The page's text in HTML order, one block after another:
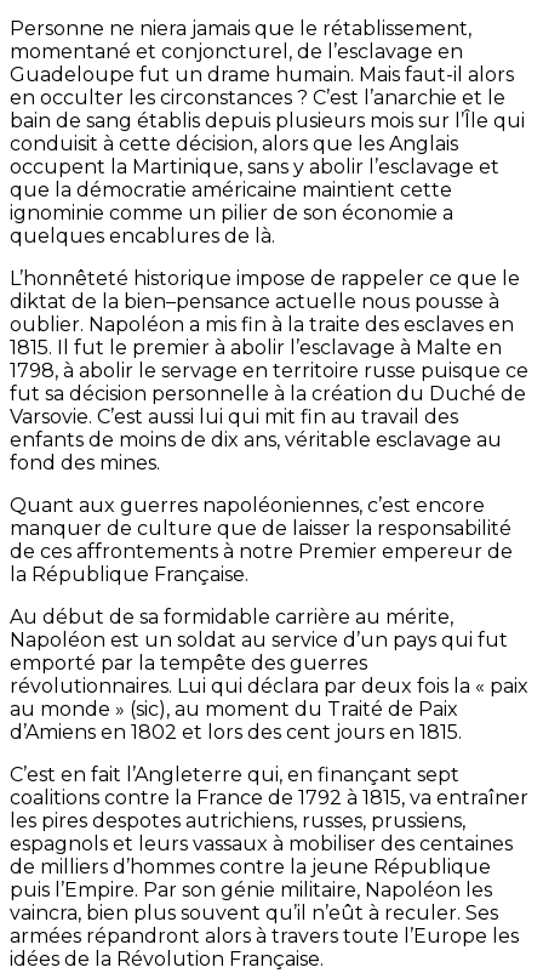
Personne ne niera jamais que le rétablissement,
momentané et conjoncturel, de l’esclavage en
Guadeloupe fut un drame humain. Mais faut-il alors
en occulter les circonstances ? C’est l’anarchie et le
bain de sang établis depuis plusieurs mois sur l’Île qui
conduisit à cette décision, alors que les Anglais
occupent la Martinique, sans y abolir l’esclavage et
que la démocratie américaine maintient cette
ignominie comme un pilier de son économie a
quelques encablures de là.
L’honnêteté historique impose de rappeler ce que le
diktat de la bien–pensance actuelle nous pousse à
oublier. Napoléon a mis fin à la traite des esclaves en
1815. Il fut le premier à abolir l’esclavage à Malte en
1798, à abolir le servage en territoire russe puisque ce
fut sa décision personnelle à la création du Duché de
Varsovie. C’est aussi lui qui mit fin au travail des
enfants de moins de dix ans, véritable esclavage au
fond des mines.
Quant aux guerres napoléoniennes, c’est encore
manquer de culture que de laisser la responsabilité
de ces affrontements à notre Premier empereur de
la République Française.
Au début de sa formidable carrière au mérite,
Napoléon est un soldat au service d’un pays qui fut
emporté par la tempête des guerres
révolutionnaires. Lui qui déclara par deux fois la « paix
au monde » (sic), au moment du Traité de Paix
d’Amiens en 1802 et lors des cent jours en 1815.
C’est en fait l’Angleterre qui, en finançant sept
coalitions contre la France de 1792 à 1815, va entraîner
les pires despotes autrichiens, russes, prussiens,
espagnols et leurs vassaux à mobiliser des centaines
de milliers d’hommes contre la jeune République
puis l’Empire. Par son génie militaire, Napoléon les
vaincra, bien plus souvent qu’il n’eût à reculer. Ses
armées répandront alors à travers toute l’Europe les
idées de la Révolution Française.